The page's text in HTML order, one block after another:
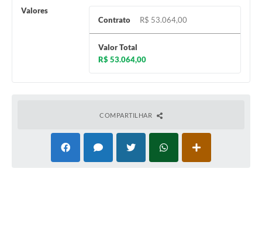
Valores
Contrato
R$ 53.064,00
Valor Total
R$ 53.064,00
COMPARTILHAR